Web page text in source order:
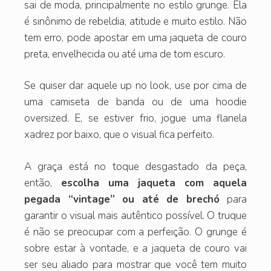
sai de moda, principalmente no estilo grunge. Ela
é sinônimo de rebeldia, atitude e muito estilo. Não
tem erro, pode apostar em uma jaqueta de couro
preta, envelhecida ou até uma de tom escuro.
Se quiser dar aquele up no look, use por cima de
uma camiseta de banda ou de uma hoodie
oversized. E, se estiver frio, jogue uma flanela
xadrez por baixo, que o visual fica perfeito.
A graça está no toque desgastado da peça,
então, escolha uma jaqueta com aquela
pegada “vintage” ou até de brechó para
garantir o visual mais autêntico possível. O truque
é não se preocupar com a perfeição. O grunge é
sobre estar à vontade, e a jaqueta de couro vai
ser seu aliado para mostrar que você tem muito